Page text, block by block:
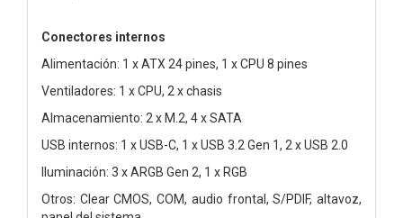
Conectores internos
Alimentación: 1 x ATX 24 pines, 1 x CPU 8 pines
Ventiladores: 1 x CPU, 2 x chasis
Almacenamiento: 2 x M.2, 4 x SATA
USB internos: 1 x USB-C, 1 x USB 3.2 Gen 1, 2 x USB 2.0
Iluminación: 3 x ARGB Gen 2, 1 x RGB
Otros: Clear CMOS, COM, audio frontal, S/PDIF, altavoz,